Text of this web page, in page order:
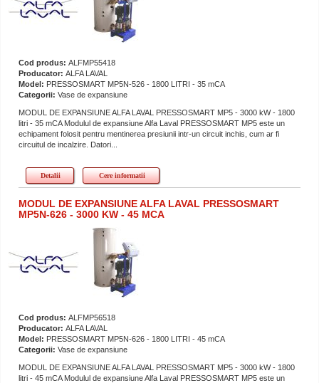
Cod produs: ALFMP55418
Producator: ALFA LAVAL
Model: PRESSOSMART MP5N-526 - 1800 LITRI - 35 mCA
Categorii: Vase de expansiune
MODUL DE EXPANSIUNE ALFA LAVAL PRESSOSMART MP5 - 3000 kW - 1800
litri - 35 mCA Modulul de expansiune Alfa Laval PRESSOSMART MP5 este un
echipament folosit pentru mentinerea presiunii intr-un circuit inchis, cum ar fi
circuitul de incalzire. Datori...
Detalii Cere informatii
MODUL DE EXPANSIUNE ALFA LAVAL PRESSOSMART
MP5N-626 - 3000 KW - 45 MCA
Cod produs: ALFMP56518
Producator: ALFA LAVAL
Model: PRESSOSMART MP5N-626 - 1800 LITRI - 45 mCA
Categorii: Vase de expansiune
MODUL DE EXPANSIUNE ALFA LAVAL PRESSOSMART MP5 - 3000 kW - 1800
litri - 45 mCA Modulul de expansiune Alfa Laval PRESSOSMART MP5 este un